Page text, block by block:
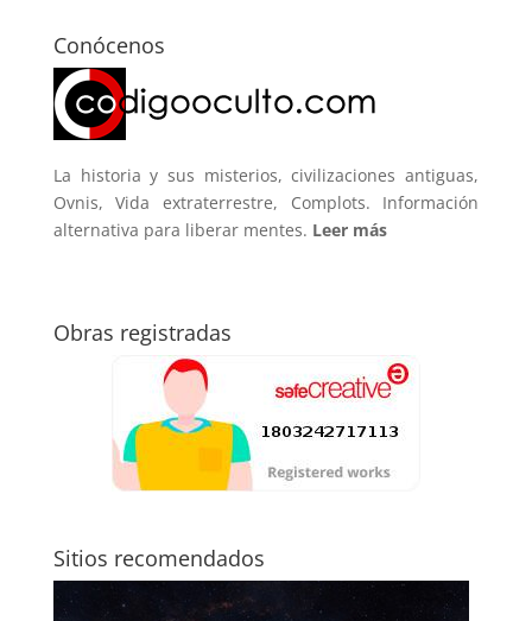
Conócenos
La historia y sus misterios, civilizaciones antiguas,
Ovnis, Vida extraterrestre, Complots. Información
alternativa para liberar mentes. Leer más
Obras registradas
Sitios recomendados